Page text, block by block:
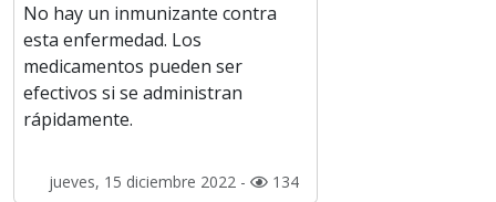
No hay un inmunizante contra
esta enfermedad. Los
medicamentos pueden ser
efectivos si se administran
rápidamente.
jueves, 15 diciembre 2022 - 134